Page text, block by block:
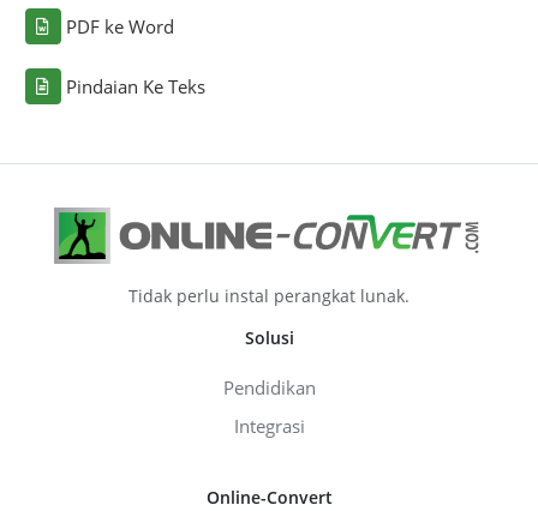
PDF ke Word
Pindaian Ke Teks
Tidak perlu instal perangkat lunak.
Solusi
Pendidikan
Integrasi
Online-Convert